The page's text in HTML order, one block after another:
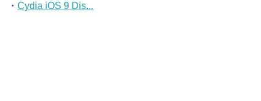
・ Cydia iOS 9 Dis...